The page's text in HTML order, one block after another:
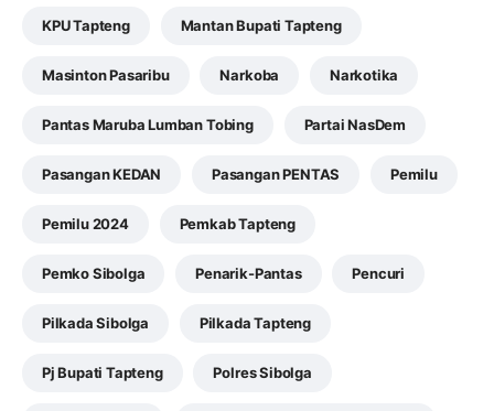
KPU Tapteng Mantan Bupati Tapteng
Masinton Pasaribu Narkoba Narkotika
Pantas Maruba Lumban Tobing Partai NasDem
Pasangan KEDAN Pasangan PENTAS Pemilu
Pemilu 2024 Pemkab Tapteng
Pemko Sibolga Penarik-Pantas Pencuri
Pilkada Sibolga Pilkada Tapteng
Pj Bupati Tapteng Polres Sibolga